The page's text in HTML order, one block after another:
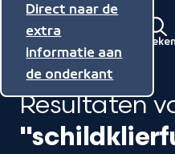
Direct naar de
inhoud
Direct naar de
hoofdnavigatie
Direct naar de
extra
informatie aan
de onderkant
Menu
Naar
de
beginpagina
van
NPO
Zoeken
Resultaten